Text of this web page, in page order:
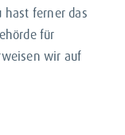
hast ferner das
für
wir auf